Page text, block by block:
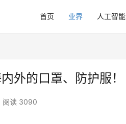
首页 业界 人工智能
外的口罩、防护服！
阅读 3090